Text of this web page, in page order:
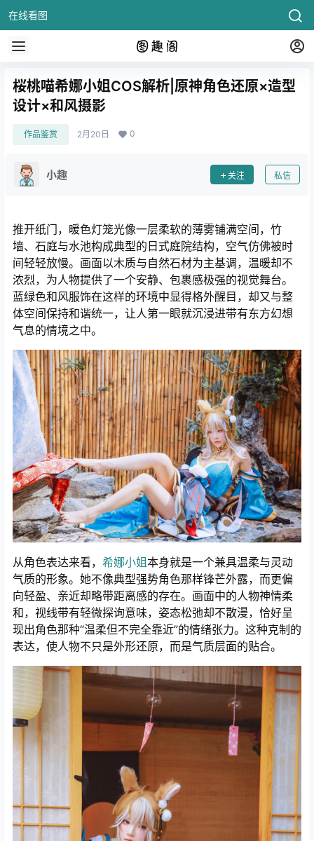
在线看图
桜桃喵希娜小姐COS解析|原神角色还原×造型
设计×和风摄影
作品鉴赏 2月20日 0
小趣 关注 私信
推开纸门，暖色灯笼光像一层柔软的薄雾铺满空间，竹
墙、石庭与水池构成典型的日式庭院结构，空气仿佛被时
间轻轻放慢。画面以木质与自然石材为主基调，温暖却不
浓烈，为人物提供了一个安静、包裹感极强的视觉舞台。
蓝绿色和风服饰在这样的环境中显得格外醒目，却又与整
体空间保持和谐统一，让人第一眼就沉浸进带有东方幻想
气息的情境之中。
从角色表达来看， 希娜小姐本身就是一个兼具温柔与灵动
气质的形象。她不像典型强势角色那样锋芒外露，而更偏
向轻盈、亲近却略带距离感的存在。画面中的人物神情柔
和，视线带有轻微探询意味，姿态松弛却不散漫，恰好呈
现出角色那种“温柔但不完全靠近”的情绪张力。这种克制的
表达，使人物不只是外形还原，而是气质层面的贴合。